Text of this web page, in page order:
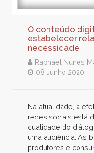
O conteúdo
estabelecer
necessidade
Raphael Nunes
08 Junho 2020
Na atualidade, a
redes sociais está
qualidade do
uma audiência. As
produtores e